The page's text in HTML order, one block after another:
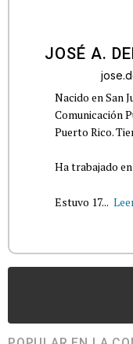
JOSÉ A.
Nacido en San
Comunicación
Puerto Rico.
Ha trabajado
Estuvo 17...